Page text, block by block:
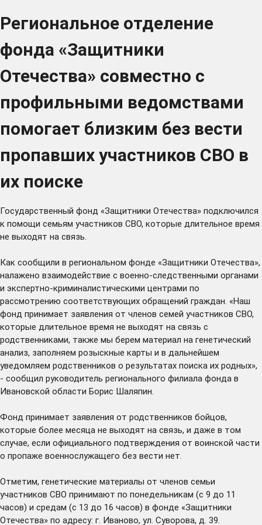
Региональное отделение
фонда «Защитники
Отечества» совместно с
профильными ведомствами
помогает близким без вести
пропавших участников СВО в
их поиске
Государственный фонд «Защитники Отечества» подключился
к помощи семьям участников СВО, которые длительное время
не выходят на связь.
Как сообщили в региональном фонде «Защитники Отечества»,
налажено взаимодействие с военно-следственными органами
и экспертно-криминалистическими центрами по
рассмотрению соответствующих обращений граждан. «Наш
фонд принимает заявления от членов семей участников СВО,
которые длительное время не выходят на связь с
родственниками, также мы берем материал на генетический
анализ, заполняем розыскные карты и в дальнейшем
уведомляем родственников о результатах поиска их родных»,
- сообщил руководитель регионального филиала фонда в
Ивановской области Борис Шаляпин.
Фонд принимает заявления от родственников бойцов,
которые более месяца не выходят на связь, и даже в том
случае, если официального подтверждения от воинской части
о пропаже военнослужащего без вести нет.
Отметим, генетические материалы от членов семьи
участников СВО принимают по понедельникам (с 9 до 11
часов) и средам (с 13 до 16 часов) в фонде «Защитники
Отечества» по адресу: г. Иваново, ул. Суворова, д. 39.